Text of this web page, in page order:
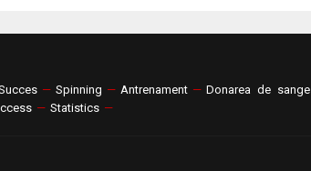
— Spinning — Antrenament — Donarea de sange
— Statistics —